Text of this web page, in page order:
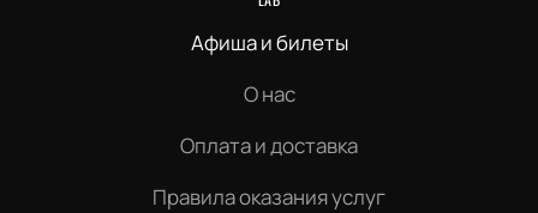
Афиша и билеты
О нас
Оплата и доставка
Правила оказания услуг